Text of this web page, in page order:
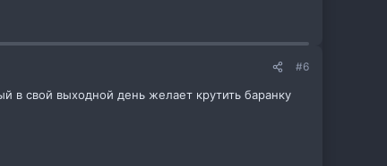
#6
в свой выходной день желает крутить баранку